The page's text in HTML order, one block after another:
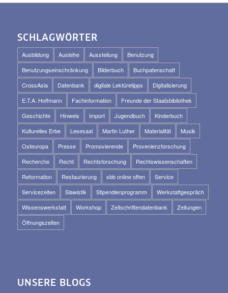
SCHLAGWÖRTER
Ausbildung Ausleihe Ausstellung
Benutzung
Benutzungseinschränkung
Bilderbuch
Buchpatenschaft
CrossAsia
Datenbank digitale Lektüretipps
Digitalisierung
E.T.A. Hoffmann
Fachinformation
Freunde der Staatsbibliothek
Geschichte
Hinweis Import Jugendbuch
Kinderbuch
Kulturelles Erbe
Lesesaal Martin Luther Materialität
Musik
Osteuropa
Presse Promovierende
Provenienzforschung
Recherche
Recht Rechtsforschung
Rechtswissenschaften
Reformation
Restaurierung sbb online offen
Service
Servicezeiten
Slawistik Stipendienprogramm
Werkstattgespräch
Wissenswerkstatt
Workshop Zeitschriftendatenbank
Zeitungen
Öffnungszeiten
UNSERE BLOGS